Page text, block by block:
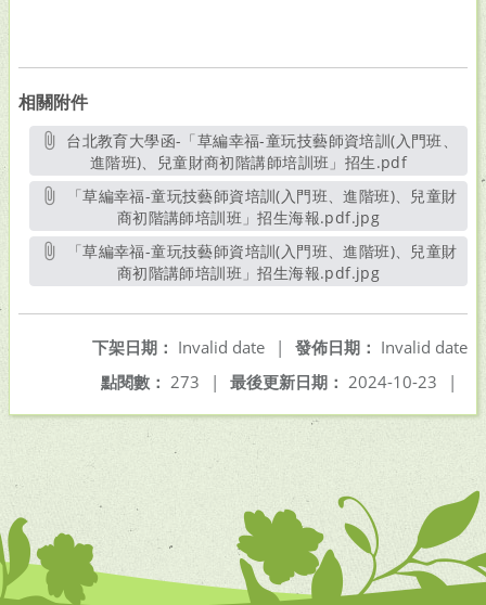
相關附件
進階班)、兒童財商初階講師培訓班」招生.pdf另開新視窗
商初階講師培訓班」招生海報.pdf.jpg
商初階講師培訓班」招生海報.pdf.jpg
發佈日期： Invalid date
下架日期： Invalid date
|
最後更新日期： 2024-10-23 |
點閱數： 273 |